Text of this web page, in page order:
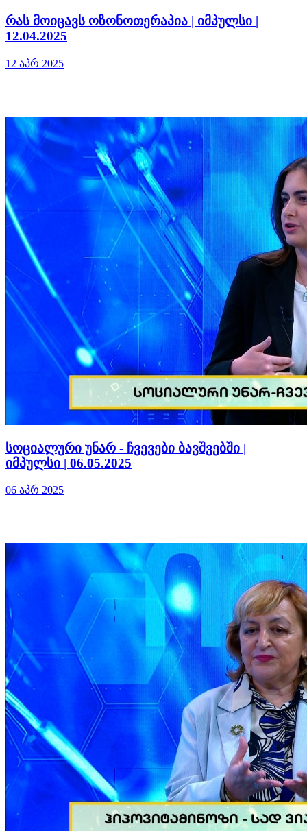
რას მოიცავს ოზონოთერაპია | იმპულსი |
12.04.2025
12 აპრ 2025
სოციალური უნარ - ჩვევები ბავშვებში |
იმპულსი | 06.05.2025
06 აპრ 2025